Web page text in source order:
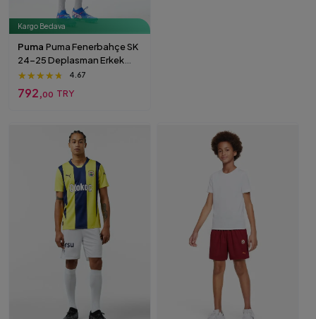
Kargo Bedava
Puma Puma Fenerbahçe SK
24-25 Deplasman Erkek
Lacivert Futbol Şortu S
★★★★★
★★★★★
★★★★★ 4.67
792,00 TRY